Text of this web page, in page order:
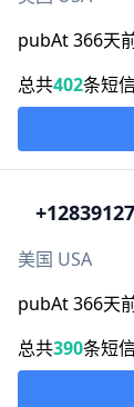
pubAt 366天
总共402条短
+1
美国 USA
pubAt 366天
总共390条短